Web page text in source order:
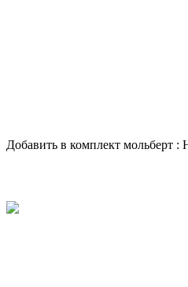
Добавить в комплект мольберт :